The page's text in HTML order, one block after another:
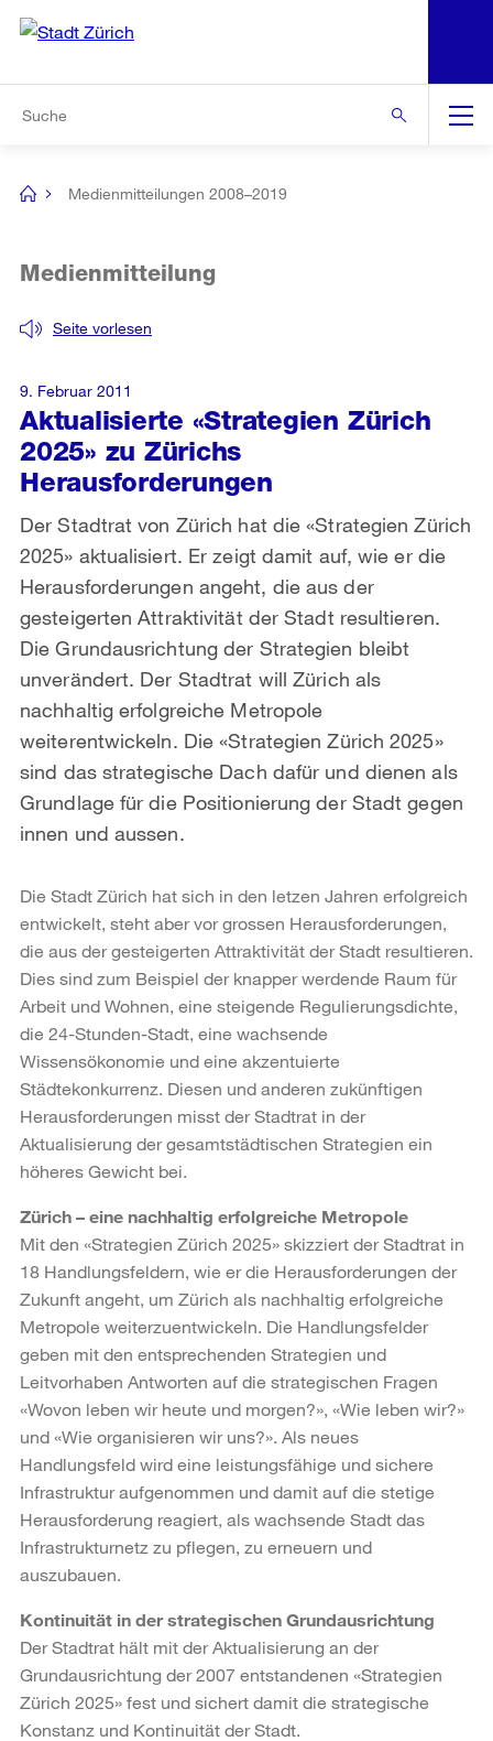
Navigation
[no
Medienmitteilungen 2008–2019
Aktualisierte «Strategien Zürich
2025» zu Zürichs
Herausforderungen
Seite vorlesen
Medienmitteilung
Der Stadtrat von Zürich hat die «Strategien Zürich
2025» aktualisiert. Er zeigt damit auf, wie er die
Herausforderungen angeht, die aus der
gesteigerten Attraktivität der Stadt resultieren.
Die Grundausrichtung der Strategien bleibt
unverändert. Der Stadtrat will Zürich als
nachhaltig erfolgreiche Metropole
weiterentwickeln. Die «Strategien Zürich 2025»
sind das strategische Dach dafür und dienen als
Grundlage für die Positionierung der Stadt gegen
innen und aussen.
9. Februar 2011
Die Stadt Zürich hat sich in den letzen Jahren erfolgreich
entwickelt, steht aber vor grossen Herausforderungen,
die aus der gesteigerten Attraktivität der Stadt resultieren.
Dies sind zum Beispiel der knapper werdende Raum für
Arbeit und Wohnen, eine steigende Regulierungsdichte,
die 24-Stunden-Stadt, eine wachsende
Wissensökonomie und eine akzentuierte
Städtekonkurrenz. Diesen und anderen zukünftigen
Herausforderungen misst der Stadtrat in der
Aktualisierung der gesamtstädtischen Strategien ein
höheres Gewicht bei.
Zürich – eine nachhaltig erfolgreiche Metropole
Mit den «Strategien Zürich 2025» skizziert der Stadtrat in
18 Handlungsfeldern, wie er die Herausforderungen der
Zukunft angeht, um Zürich als nachhaltig erfolgreiche
Metropole weiterzuentwickeln. Die Handlungsfelder
geben mit den entsprechenden Strategien und
Leitvorhaben Antworten auf die strategischen Fragen
«Wovon leben wir heute und morgen?», «Wie leben wir?»
und «Wie organisieren wir uns?». Als neues
Handlungsfeld wird eine leistungsfähige und sichere
Infrastruktur aufgenommen und damit auf die stetige
Herausforderung reagiert, als wachsende Stadt das
Infrastrukturnetz zu pflegen, zu erneuern und
auszubauen.
Kontinuität in der strategischen Grundausrichtung
Der Stadtrat hält mit der Aktualisierung an der
Grundausrichtung der 2007 entstandenen «Strategien
Zürich 2025» fest und sichert damit die strategische
Konstanz und Kontinuität der Stadt.